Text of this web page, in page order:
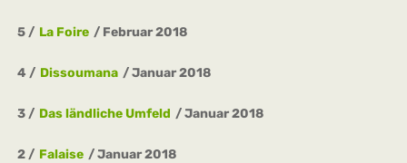
5 La Foire Februar 2018
4 Dissoumana Januar 2018
3 Das ländliche Umfeld Januar 2018
2 Falaise Januar 2018